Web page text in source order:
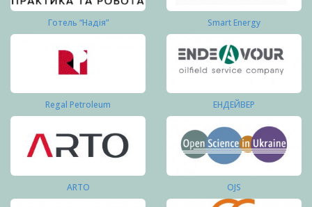
Готель “Надія” Smart Energy
Regal Petroleum ЕНДЕЙВЕР
ARTO OJS